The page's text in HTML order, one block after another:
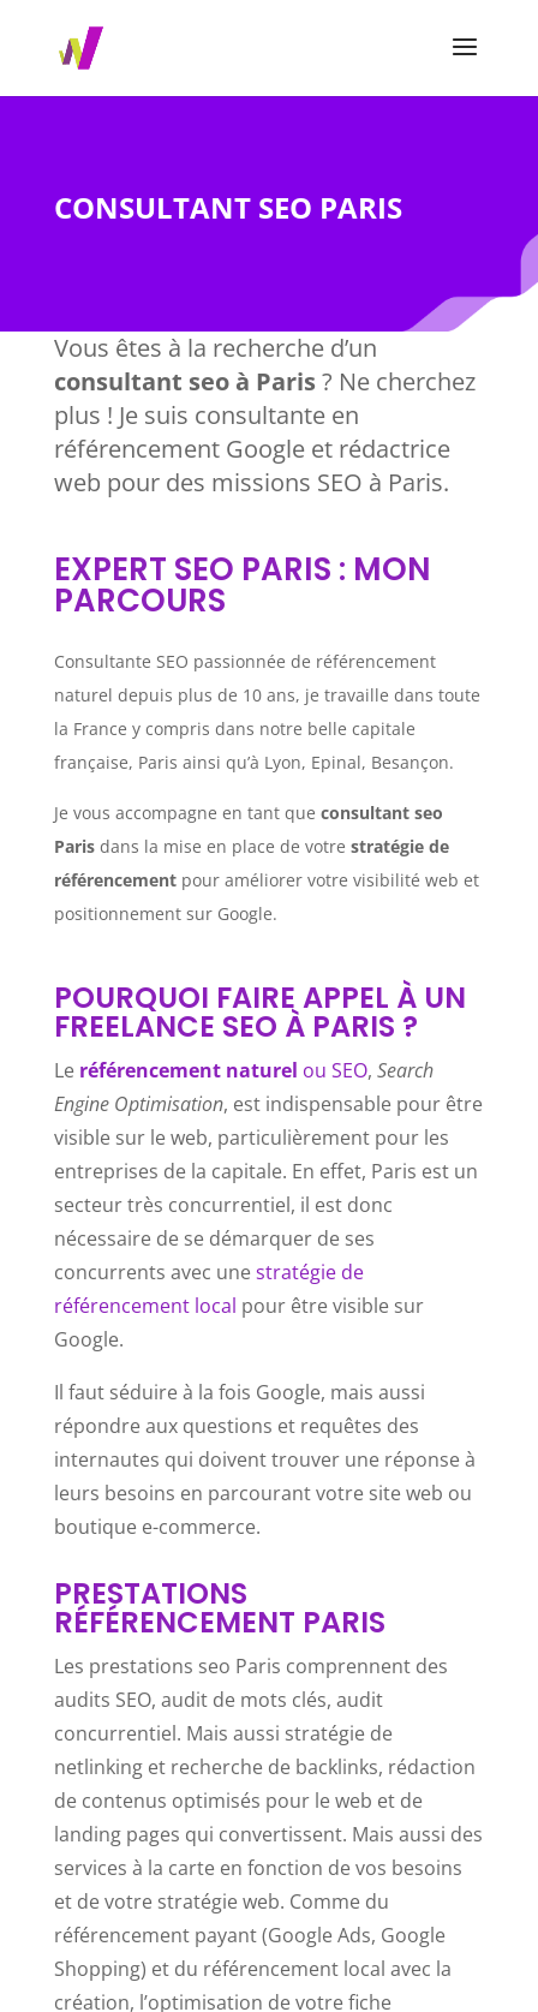
CONSULTANT SEO PARIS
Vous êtes à la recherche d’un
consultant seo à Paris? Ne cherchez
plus ! Je suis consultante en
référencement Google et rédactrice
web pour des missions SEO à Paris.
EXPERT SEO PARIS : MON
PARCOURS
Consultante SEO passionnée de référencement
naturel depuis plus de 10 ans, je travaille dans toute
la France y compris dans notre belle capitale
française, Paris ainsi qu’à Lyon, Epinal, Besançon.
Je vous accompagne en tant que consultant seo
Parisdans la mise en place de votre stratégie de
référencement pour améliorer votre visibilité web et
positionnement sur Google.
POURQUOI FAIRE APPEL À UN
FREELANCE SEO À PARIS ?
Le référencement naturel ou SEO, Search
Engine Optimisation, est indispensable pour être
visible sur le web, particulièrement pour les
entreprises de la capitale. En effet, Paris est un
secteur très concurrentiel, il est donc
nécessaire de se démarquer de ses
concurrents avec unestratégie de
référencement local pour être visible sur
Google.
Il faut séduire à la fois Google, mais aussi
répondre aux questions et requêtes des
internautes qui doivent trouver une réponse à
leurs besoins en parcourant votre site web ou
boutique e-commerce.
PRESTATIONS
RÉFÉRENCEMENT PARIS
Les prestations seo Paris comprennent des
audits SEO, audit de mots clés, audit
concurrentiel. Mais aussi stratégie de
netlinking et recherche de backlinks, rédaction
de contenus optimisés pour le web et de
landing pages qui convertissent. Mais aussi des
services à la carte en fonction de vos besoins
et de votre stratégie web. Comme du
référencement payant (Google Ads, Google
Shopping) et du référencement local avec la
création, l’optimisation de votre fiche